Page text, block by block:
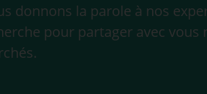
donnons la parole à nos
pour partager avec vous